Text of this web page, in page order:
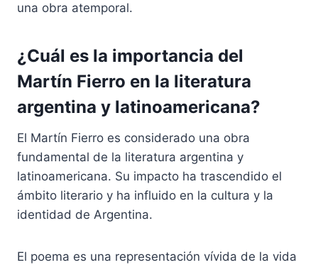
una obra atemporal.
¿Cuál es la importancia del
Martín Fierro en la literatura
argentina y latinoamericana?
El Martín Fierro es considerado una obra
fundamental de la literatura argentina y
latinoamericana. Su impacto ha trascendido el
ámbito literario y ha influido en la cultura y la
identidad de Argentina.
El poema es una representación vívida de la vida